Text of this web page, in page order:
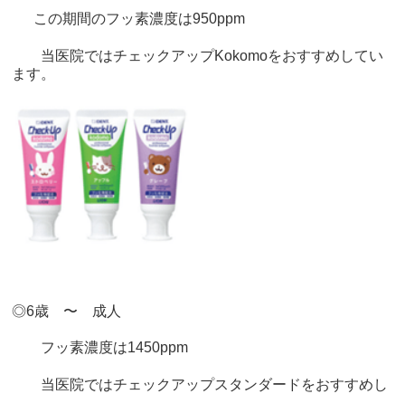
この期間のフッ素濃度は950ppm
当医院ではチェックアップKokomoをおすすめしてい
ます。
◎6歳 〜 成人
フッ素濃度は1450ppm
当医院ではチェックアップスタンダードをおすすめし